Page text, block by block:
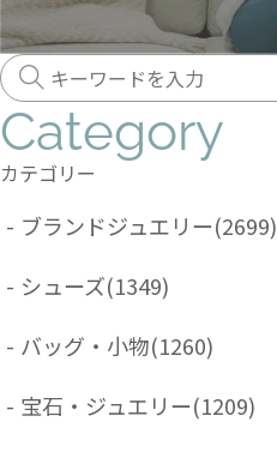
Category
カテゴリー
- ブランドジュエリー(2699)
- シューズ(1349)
- バッグ・小物(1260)
- 宝石・ジュエリー(1209)